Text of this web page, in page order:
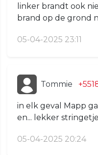
linker brandt ook
brand op de grond
05-04-2025 23:11
Tommie
in elk geval Mapp
en... lekker
05-04-2025 20:24